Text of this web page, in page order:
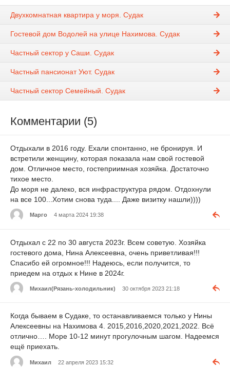
Двухкомнатная квартира у моря. Судак
Гостевой дом Водолей на улице Нахимова. Судак
Частный сектор у Саши. Судак
Частный пансионат Уют. Судак
Частный сектор Семейный. Судак
Комментарии (5)
Отдыхали в 2016 году. Ехали спонтанно, не бронируя. И
встретили женщину, которая показала нам свой гостевой
дом. Отличное место, гостеприимная хозяйка. Достаточно
тихое место.
До моря не далеко, вся инфраструктура рядом. Отдохнули
на все 100...Хотим снова туда.... Даже визитку нашли))))
Марго 4 марта 2024 19:38
Отдыхал с 22 по 30 августа 2023г. Всем советую. Хозяйка
гостевого дома, Нина Алексеевна, очень приветливая!!!
Спасибо ей огромное!!! Надеюсь, если получится, то
приедем на отдых к Нине в 2024г.
Михаил(Рязань-холодильник) 30 октября 2023 21:18
Когда бываем в Судаке, то останавливаемся только у Нины
Алексеевны на Нахимова 4. 2015,2016,2020,2021,2022. Всё
отлично…. Море 10-12 минут прогулочным шагом. Надеемся
ещё приехать.
Михаил 22 апреля 2023 15:32